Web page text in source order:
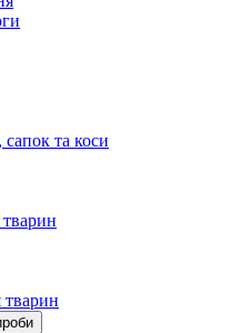
та коси
тварин
тварин